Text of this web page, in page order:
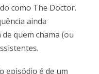
como The Doctor.
ainda
quem chama (ou
episódio é de um